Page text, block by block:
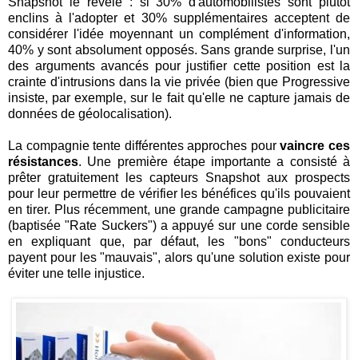
enclins à l'adopter et 30% supplémentaires acceptent de
considérer l'idée moyennant un complément d'information,
40% y sont absolument opposés. Sans grande surprise, l'un
des arguments avancés pour justifier cette position est la
crainte d'intrusions dans la vie privée (bien que Progressive
insiste, par exemple, sur le fait qu'elle ne capture jamais de
données de géolocalisation).
La compagnie tente différentes approches pourvaincre ces
résistances. Une première étape importante a consisté à
prêter gratuitement les capteurs Snapshot aux prospects
pour leur permettre de vérifier les bénéfices qu'ils pouvaient
en tirer. Plus récemment, une grande campagne publicitaire
(baptisée "Rate Suckers") a appuyé sur une corde sensible
en expliquant que, par défaut, les "bons" conducteurs
payent pour les "mauvais", alors qu'une solution existe pour
éviter une telle injustice.